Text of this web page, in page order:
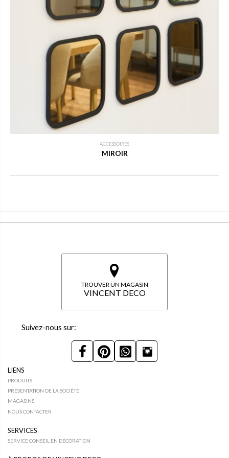
ACCESSOIRES
MIROIR
TROUVER UN MAGASIN
VINCENT DECO
Suivez-nous sur:
LIENS
PRODUITS
PRÉSENTATION DE LA SOCIÉTÉ
MAGASINS
NOUS CONTACTER
SERVICES
SERVICE CONSEIL EN DÉCORATION